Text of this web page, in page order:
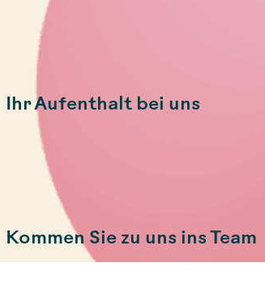
Ihr Aufenthalt bei uns
Kommen Sie zu uns ins Team